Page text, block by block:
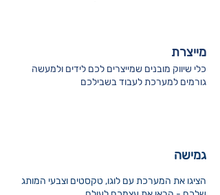
מייצרת
כלי שיווק מובנים שמייצרים לכם לידים ולמעשה
גורמים למערכת לעבוד בשבילכם
גמישה
הציגו את המערכת עם לוגו, טקסטים וצבעי המותג